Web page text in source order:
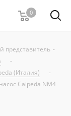
0
представитель -
-
(Италия)
-
Calpeda NM4